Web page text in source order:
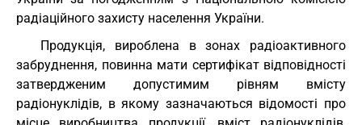
радіаційного захисту населення України.
Продукція, вироблена в зонах радіоактивного
забруднення, повинна мати сертифікат відповідності
затвердженим допустимим рівням вмісту
радіонуклідів, в якому зазначаються відомості про